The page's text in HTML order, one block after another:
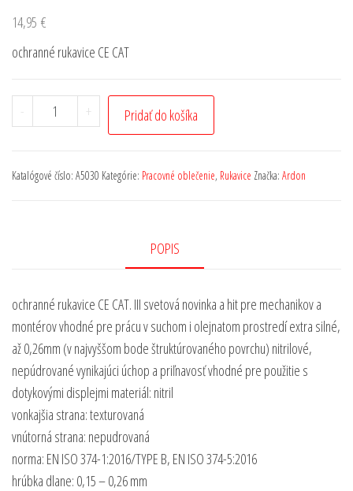
14,95 €
ochranné rukavice CE CAT
- + Pridať do košíka
Katalógové číslo: A5030 Kategórie: Pracovné oblečenie, Rukavice Značka: Ardon
POPIS
ochranné rukavice CE CAT. III svetová novinka a hit pre mechanikov a
montérov vhodné pre prácu v suchom i olejnatom prostredí extra silné,
až 0,26mm (v najvyššom bode štruktúrovaného povrchu) nitrilové,
nepúdrované vynikajúci úchop a priľnavosť vhodné pre použitie s
dotykovými displejmi materiál: nitril
vonkajšia strana: texturovaná
vnútorná strana: nepudrovaná
norma: EN ISO 374-1:2016/TYPE B, EN ISO 374-5:2016
hrúbka dlane: 0,15 – 0,26 mm